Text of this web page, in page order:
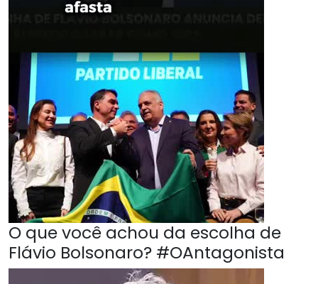
O que você achou da escolha de
Flávio Bolsonaro? #OAntagonista